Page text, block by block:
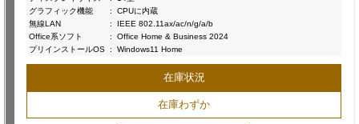
グラフィック機能
:
CPUに内蔵
無線LAN
:
IEEE 802.11ax/ac/n/g/a/b
Office系ソフト
:
Office Home & Business 2024
プリインストールOS : Windows11 Home
在庫状況
在庫わずか